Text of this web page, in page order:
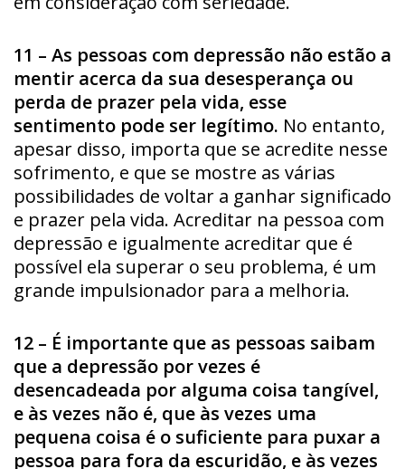
11 – As pessoas com depressão não estão a
mentir acerca da sua desesperança ou
perda de prazer pela vida, esse
sentimento pode ser legítimo. No entanto,
apesar disso, importa que se acredite nesse
sofrimento, e que se mostre as várias
possibilidades de voltar a ganhar significado
e prazer pela vida. Acreditar na pessoa com
depressão e igualmente acreditar que é
possível ela superar o seu problema, é um
grande impulsionador para a melhoria.
12 – É importante que as pessoas saibam
que a depressão por vezes é
desencadeada por alguma coisa tangível,
e às vezes não é, que às vezes uma
pequena coisa é o suficiente para puxar a
pessoa para fora da escuridão, e às vezes